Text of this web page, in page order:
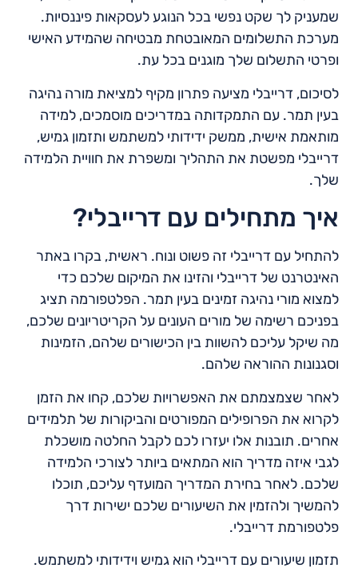
שמעניק לך שקט נפשי בכל הנוגע לעסקאות פיננסיות.
מערכת התשלומים המאובטחת מבטיחה שהמידע האישי
ופרטי התשלום שלך מוגנים בכל עת.
לסיכום, דרייבלי מציעה פתרון מקיף למציאת מורה נהיגה
בעין תמר. עם התמקדותה במדריכים מוסמכים, למידה
מותאמת אישית, ממשק ידידותי למשתמש ותזמון גמיש,
דרייבלי מפשטת את התהליך ומשפרת את חוויית הלמידה
שלך.
איך מתחילים עם דרייבלי?
להתחיל עם דרייבלי זה פשוט ונוח. ראשית, בקרו באתר
האינטרנט של דרייבלי והזינו את המיקום שלכם כדי
למצוא מורי נהיגה זמינים בעין תמר. הפלטפורמה תציג
בפניכם רשימה של מורים העונים על הקריטריונים שלכם,
מה שיקל עליכם להשוות בין הכישורים שלהם, הזמינות
וסגנונות ההוראה שלהם.
לאחר שצמצמתם את האפשרויות שלכם, קחו את הזמן
לקרוא את הפרופילים המפורטים והביקורות של תלמידים
אחרים. תובנות אלו יעזרו לכם לקבל החלטה מושכלת
לגבי איזה מדריך הוא המתאים ביותר לצורכי הלמידה
שלכם. לאחר בחירת המדריך המועדף עליכם, תוכלו
להמשיך ולהזמין את השיעורים שלכם ישירות דרך
פלטפורמת דרייבלי.
תזמון שיעורים עם דרייבלי הוא גמיש וידידותי למשתמש.